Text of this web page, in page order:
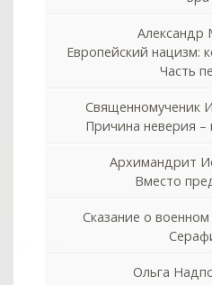
Александр
Европейский нацизм:
Часть
Священномученик
Причина неверия –
Архимандрит
Вместо
Сказание о
Ольга